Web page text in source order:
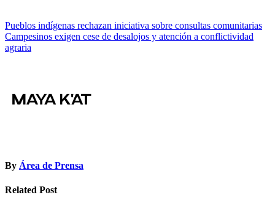
Navegación
de
Pueblos indígenas rechazan iniciativa sobre consultas comunitarias
Campesinos exigen cese de desalojos y atención a conflictividad
agraria
By Área de Prensa
Related Post